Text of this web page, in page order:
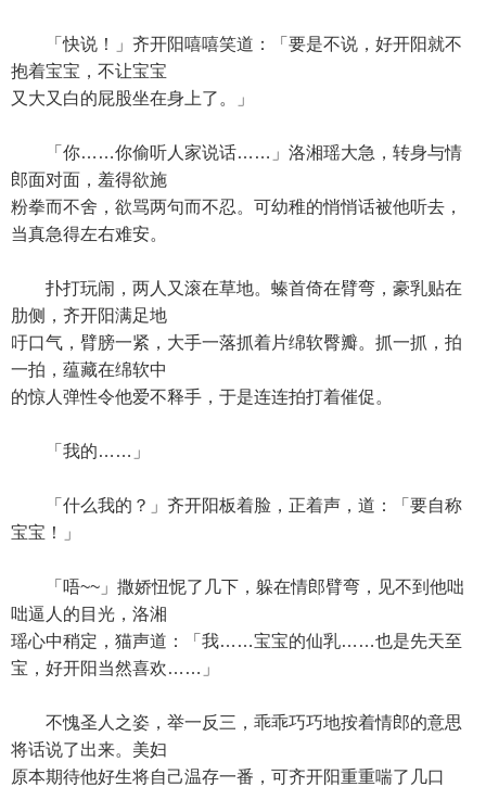
「快说！」齐开阳嘻嘻笑道：「要是不说，好开阳就不
抱着宝宝，不让宝宝
又大又白的屁股坐在身上了。」
「你……你偷听人家说话……」洛湘瑶大急，转身与情
郎面对面，羞得欲施
粉拳而不舍，欲骂两句而不忍。可幼稚的悄悄话被他听去，
当真急得左右难安。
扑打玩闹，两人又滚在草地。螓首倚在臂弯，豪乳贴在
肋侧，齐开阳满足地
吁口气，臂膀一紧，大手一落抓着片绵软臀瓣。抓一抓，拍
一拍，蕴藏在绵软中
的惊人弹性令他爱不释手，于是连连拍打着催促。
「我的……」
「什么我的？」齐开阳板着脸，正着声，道：「要自称
宝宝！」
「唔~~」撒娇忸怩了几下，躲在情郎臂弯，见不到他咄
咄逼人的目光，洛湘
瑶心中稍定，猫声道：「我……宝宝的仙乳……也是先天至
宝，好开阳当然喜欢……」
不愧圣人之姿，举一反三，乖乖巧巧地按着情郎的意思
将话说了出来。美妇
原本期待他好生将自己温存一番，可齐开阳重重喘了几口